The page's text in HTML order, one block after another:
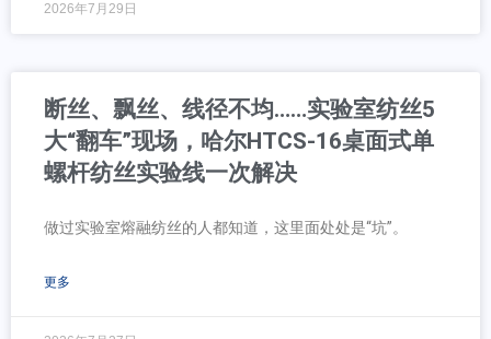
2026年7月29日
断丝、飘丝、线径不均……实验室纺丝5
大“翻车”现场，哈尔HTCS-16桌面式单
螺杆纺丝实验线一次解决
做过实验室熔融纺丝的人都知道，这里面处处是“坑”。
更多